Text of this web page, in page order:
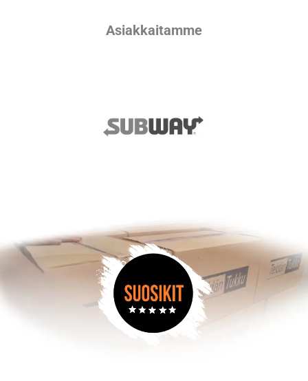
Asiakkaitamme